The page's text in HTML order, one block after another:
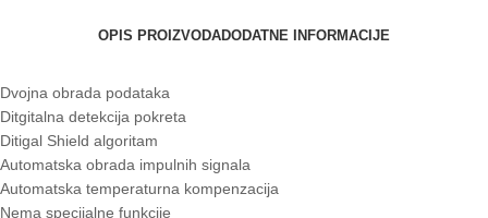
OPIS PROIZVODADODATNE INFORMACIJE
Dvojna obrada podataka
Ditgitalna detekcija pokreta
Ditigal Shield algoritam
Automatska obrada impulnih signala
Automatska temperaturna kompenzacija
Nema specijalne funkcije